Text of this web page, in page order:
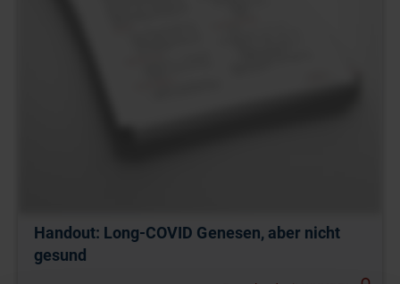
Handout: Long-COVID Genesen, aber nicht
gesund